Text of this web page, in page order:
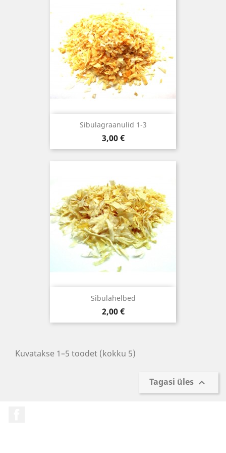
Sibulagraanulid 1-3
Hind
3,00 €
Sibulahelbed
Hind
2,00 €
Kuvatakse 1–5 toodet (kokku 5)
Tagasi üles 